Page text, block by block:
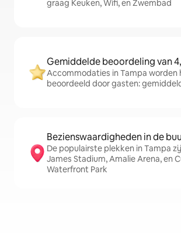
graag Keuken, Wifi, en Zwembad
Gemiddelde beoordeling van
Accommodaties in Tampa worden
beoordeeld door gasten:
Bezienswaardigheden in de
De populairste plekken in Tampa
James Stadium, Amalie Arena, en
Waterfront Park